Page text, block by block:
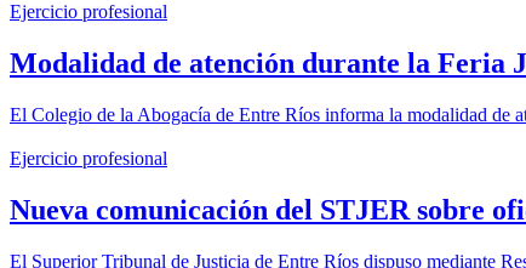
Ejercicio profesional
Modalidad de atención durante la Feria
El Colegio de la Abogacía de Entre Ríos informa la modalidad de
Ejercicio profesional
Nueva comunicación del STJER sobre
El Superior Tribunal de Justicia de Entre Ríos dispuso mediante